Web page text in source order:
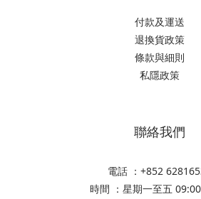
付款及運送
退換貨政策
條款與細則
私隱政策
聯絡我們
電話 ：+852
時間 ：星期一至五